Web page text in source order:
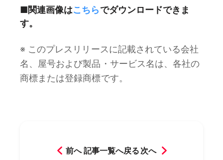
■関連画像はこちらでダウンロードできま
す。
※ このプレスリリースに記載されている会社
名、屋号および製品・サービス名は、各社の
商標または登録商標です。
前へ 記事一覧へ戻る 次へ